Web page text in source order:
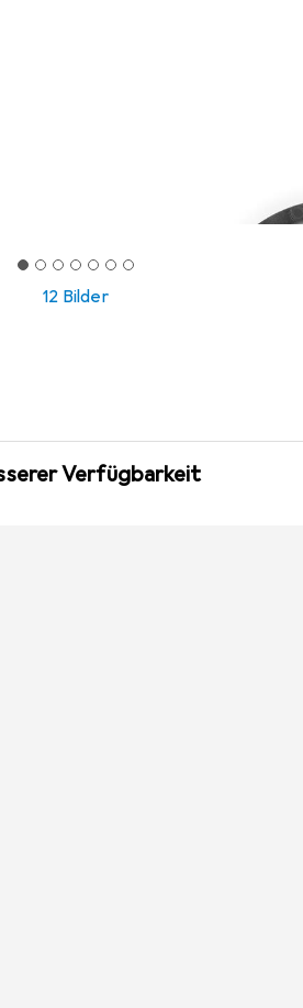
12 Bilder
Verfügbarkeit